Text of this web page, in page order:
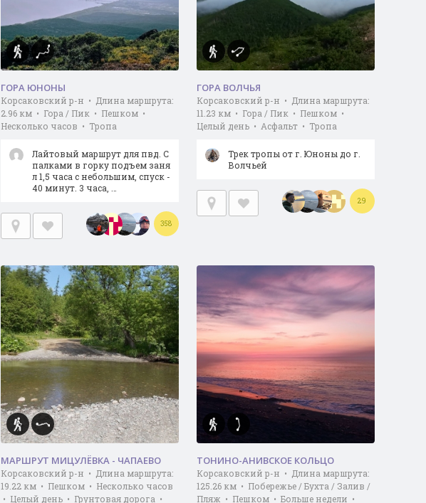
ГОРА ЮНОНЫ
Корсаковский р-н • Длина маршрута:
2.96 км • Гора / Пик • Пешком •
Несколько часов • Тропа
Лайтовый маршрут для пвд. С
палками в горку подъем заня
л 1,5 часа с небольшим, спуск -
40 минут. 3 часа, …
358
ГОРА ВОЛЧЬЯ
Корсаковский р-н • Длина маршрута:
11.23 км • Гора / Пик • Пешком •
Целый день • Асфальт • Тропа
Трек тропы от г. Юноны до г.
Волчьей
29
МАРШРУТ МИЦУЛЁВКА - ЧАПАЕВО
Корсаковский р-н • Длина маршрута:
19.22 км • Пешком • Несколько часов
• Целый день • Грунтовая дорога •
ТОНИНО-АНИВСКОЕ КОЛЬЦО
Корсаковский р-н • Длина маршрута:
125.26 км • Побережье / Бухта / Залив /
Пляж • Пешком • Больше недели •